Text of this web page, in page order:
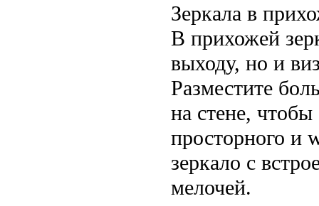
Зеркала в
В прихожей
выходу, но и
Разместите
на стене,
просторного и
зеркало с
мелочей.